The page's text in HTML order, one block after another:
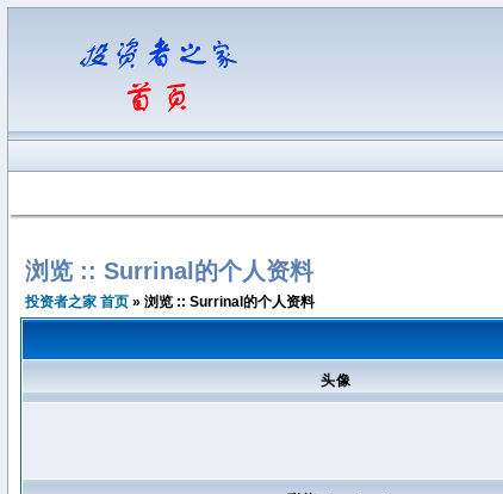
浏览 :: Surrinal的个人资料
投资者之家 首页 » 浏览 :: Surrinal的个人资料
头像